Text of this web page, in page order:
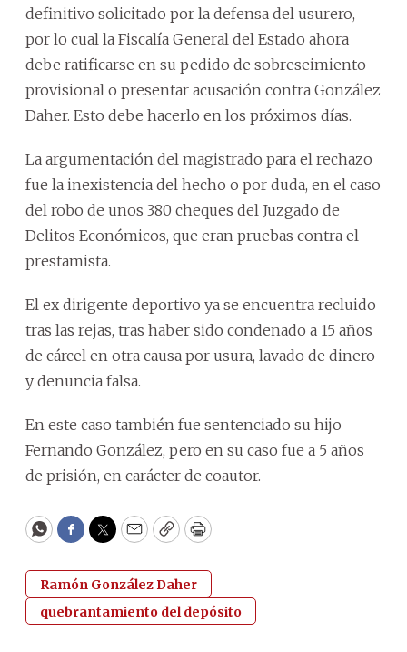
definitivo solicitado por la defensa del usurero,
por lo cual la Fiscalía General del Estado ahora
debe ratificarse en su pedido de sobreseimiento
provisional o presentar acusación contra González
Daher. Esto debe hacerlo en los próximos días.
La argumentación del magistrado para el rechazo
fue la inexistencia del hecho o por duda, en el caso
del robo de unos 380 cheques del Juzgado de
Delitos Económicos, que eran pruebas contra el
prestamista.
El ex dirigente deportivo ya se encuentra recluido
tras las rejas, tras haber sido condenado a 15 años
de cárcel en otra causa por usura, lavado de dinero
y denuncia falsa.
En este caso también fue sentenciado su hijo
Fernando González, pero en su caso fue a 5 años
de prisión, en carácter de coautor.
WhatsApp
Facebook
Twitter
EmailCopyPrint
Ramón González Daher
quebrantamiento del depósito